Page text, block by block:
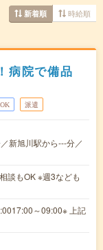
新着順 時給順
病院で備品
派遣
新旭川駅から---分／
談もOK ※週3なども
～09:00※ 上記